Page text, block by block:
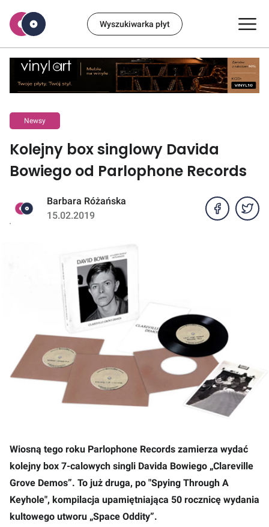
Wyszukiwarka płyt
Newsy
Kolejny box singlowy Davida
Bowiego od Parlophone Records
Barbara Różańska
15.02.2019
Wiosną tego roku Parlophone Records zamierza wydać
kolejny box 7-calowych singli Davida Bowiego „Clareville
Grove Demos”. To już druga, po "Spying Through A
Keyhole", kompilacja upamiętniająca 50 rocznicę wydania
kultowego utworu „Space Oddity”.